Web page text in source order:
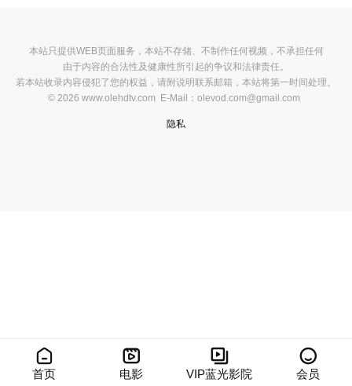
本站只提供WEB页面服务，本站不存储、不制作任何视频，不承担任何
由于内容的合法性及健康性所引起的争议和法律责任。
若本站收录内容侵犯了您的权益，请附说明联系邮箱，本站将第一时间处理。
© 2026 www.olehdtv.com E-Mail：olevod.com@gmail.com
隐私

首页

电影

VIP蓝光影院

会员